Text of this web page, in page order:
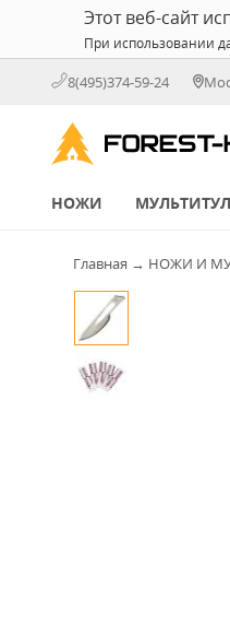
Этот веб-сайт
При использовании
8(495)374-59-24
НОЖИ
Главная → НОЖИ И